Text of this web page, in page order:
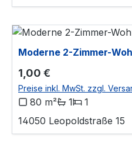
Moderne 2-Zimmer-
Regulärer Preis:
1,00 €
Preise inkl. MwSt. zzgl.
80 m² 1
1
14050 Leopoldstraße 15